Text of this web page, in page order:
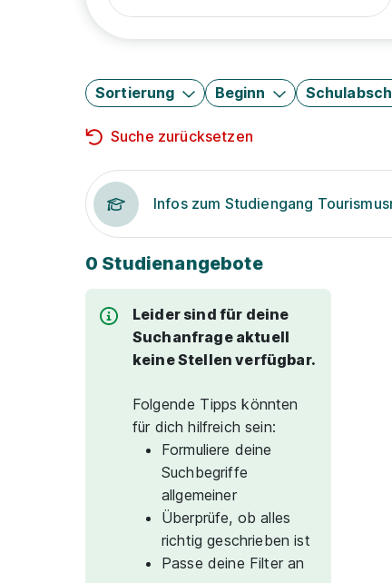
Sortierung Beginn
Suche zurücksetzen
Infos zum Studiengang
0 Studienangebote
Leider sind für deine
Suchanfrage aktuell
keine Stellen verfügbar.
Folgende Tipps könnten
für dich hilfreich sein:
Formuliere deine
Suchbegriffe
allgemeiner
Überprüfe, ob alles
richtig geschrieben ist
Passe deine Filter an